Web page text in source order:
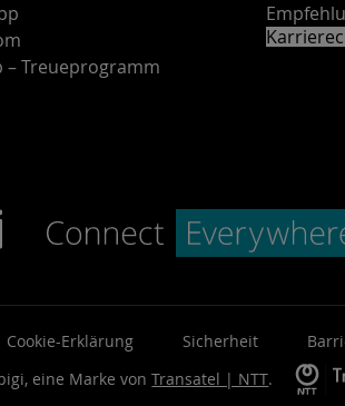
– Treueprogramm
Cookie-Erklärung Sicherheit
eine Marke vonTransatel | NTT.